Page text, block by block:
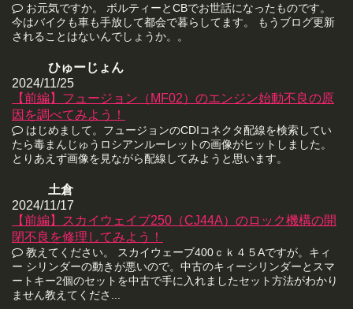
お元気ですか。 ボルティーとCBでお世話になったものです。
今はバイクも車も手放して都会で暮らしてます。 もうブログ更新
されることはないんでしょうか。。
ひゅーじょん
2024/11/25
【前編】フュージョン（MF02）のエンジン始動不良の原
因を調べてみよう！
はじめまして。フュージョンのCDIコネクタ配線を検索してい
たら毒まんじゅうロシアンルーレットの画像がヒットしました。
とりあえず画像を見ながら配線してみようと思います。
土倉
2024/11/17
【前編】スカイウェイブ250（CJ44A）のロック機構の開
閉不良を修理してみよう！
教えてください。 スカイウェーブ400ｃｋ４５Aですが。キィ
ー シリンダーの動きが悪いので。中古のキィーシリンダーとスマ
ートキー2個のセットを中古で手に入れましたセット方法がわかり
ません教えてくださ...